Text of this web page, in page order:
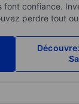
font confiance.
perdre tout